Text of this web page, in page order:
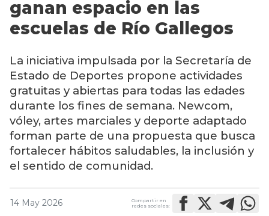
ganan espacio en las
escuelas de Río Gallegos
La iniciativa impulsada por la Secretaría de
Estado de Deportes propone actividades
gratuitas y abiertas para todas las edades
durante los fines de semana. Newcom,
vóley, artes marciales y deporte adaptado
forman parte de una propuesta que busca
fortalecer hábitos saludables, la inclusión y
el sentido de comunidad.
14 May 2026
Compartir en
redes sociales: